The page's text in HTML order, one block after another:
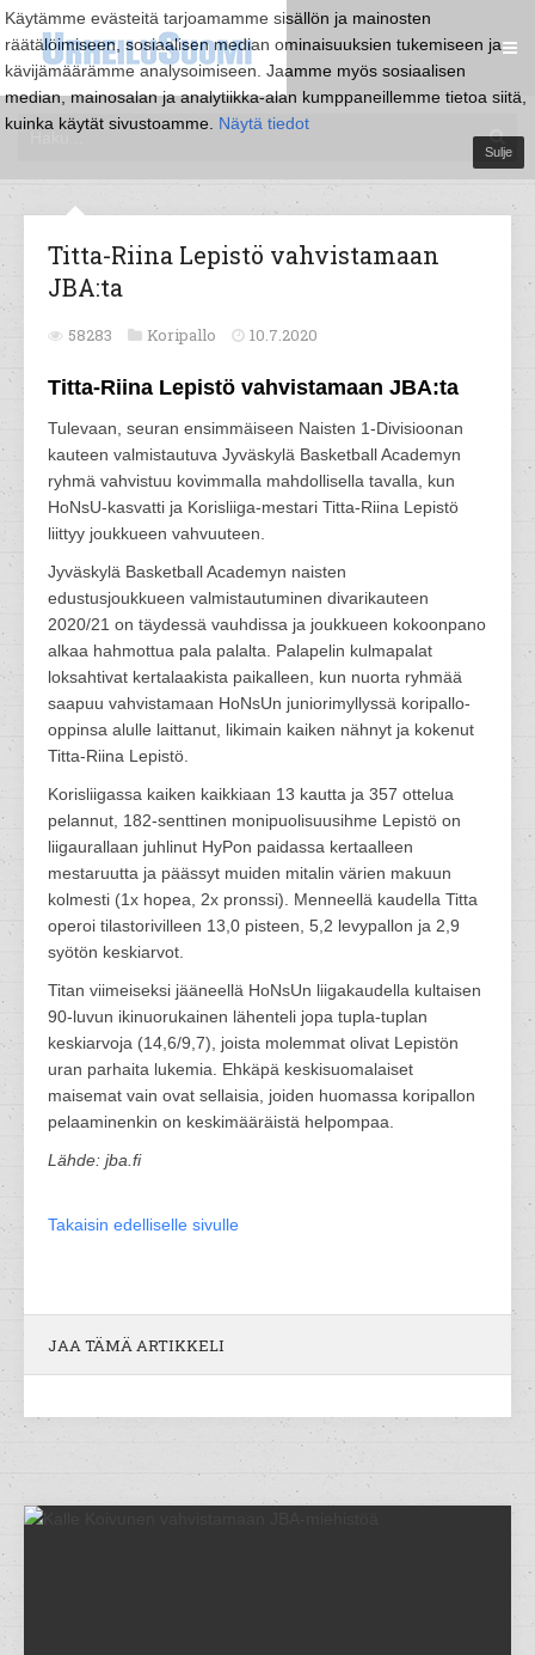
Käytämme evästeitä tarjoamamme sisällön ja mainosten
räätälöimiseen, sosiaalisen median ominaisuuksien tukemiseen ja
kävijämäärämme analysoimiseen. Jaamme myös sosiaalisen
median, mainosalan ja analytiikka-alan kumppaneillemme tietoa siitä,
kuinka käytät sivustoamme. Näytä tiedot
Sulje
Titta-Riina Lepistö vahvistamaan
JBA:ta
58283 Koripallo 10.7.2020
Titta-Riina Lepistö vahvistamaan JBA:ta
Tulevaan, seuran ensimmäiseen Naisten 1-Divisioonan
kauteen valmistautuva Jyväskylä Basketball Academyn
ryhmä vahvistuu kovimmalla mahdollisella tavalla, kun
HoNsU-kasvatti ja Korisliiga-mestari Titta-Riina Lepistö
liittyy joukkueen vahvuuteen.
Jyväskylä Basketball Academyn naisten
edustusjoukkueen valmistautuminen divarikauteen
2020/21 on täydessä vauhdissa ja joukkueen kokoonpano
alkaa hahmottua pala palalta. Palapelin kulmapalat
loksahtivat kertalaakista paikalleen, kun nuorta ryhmää
saapuu vahvistamaan HoNsUn juniorimyllyssä koripallo-
oppinsa alulle laittanut, likimain kaiken nähnyt ja kokenut
Titta-Riina Lepistö.
Korisliigassa kaiken kaikkiaan 13 kautta ja 357 ottelua
pelannut, 182-senttinen monipuolisuusihme Lepistö on
liigaurallaan juhlinut HyPon paidassa kertaalleen
mestaruutta ja päässyt muiden mitalin värien makuun
kolmesti (1x hopea, 2x pronssi). Menneellä kaudella Titta
operoi tilastorivilleen 13,0 pisteen, 5,2 levypallon ja 2,9
syötön keskiarvot.
Titan viimeiseksi jääneellä HoNsUn liigakaudella kultaisen
90-luvun ikinuorukainen lähenteli jopa tupla-tuplan
keskiarvoja (14,6/9,7), joista molemmat olivat Lepistön
uran parhaita lukemia. Ehkäpä keskisuomalaiset
maisemat vain ovat sellaisia, joiden huomassa koripallon
pelaaminenkin on keskimääräistä helpompaa.
Lähde: jba.fi
Takaisin edelliselle sivulle
JAA TÄMÄ ARTIKKELI